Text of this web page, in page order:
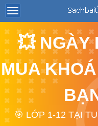
💥 NGÀY
MUA
🎯 LỚP 1-12 TẠI